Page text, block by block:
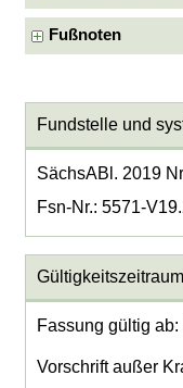
Fußnoten
Fundstelle und
SächsABl. 2019
Fsn-Nr.: 5571-
Gültigkeitszeitraum
Fassung gültig
Vorschrift außer